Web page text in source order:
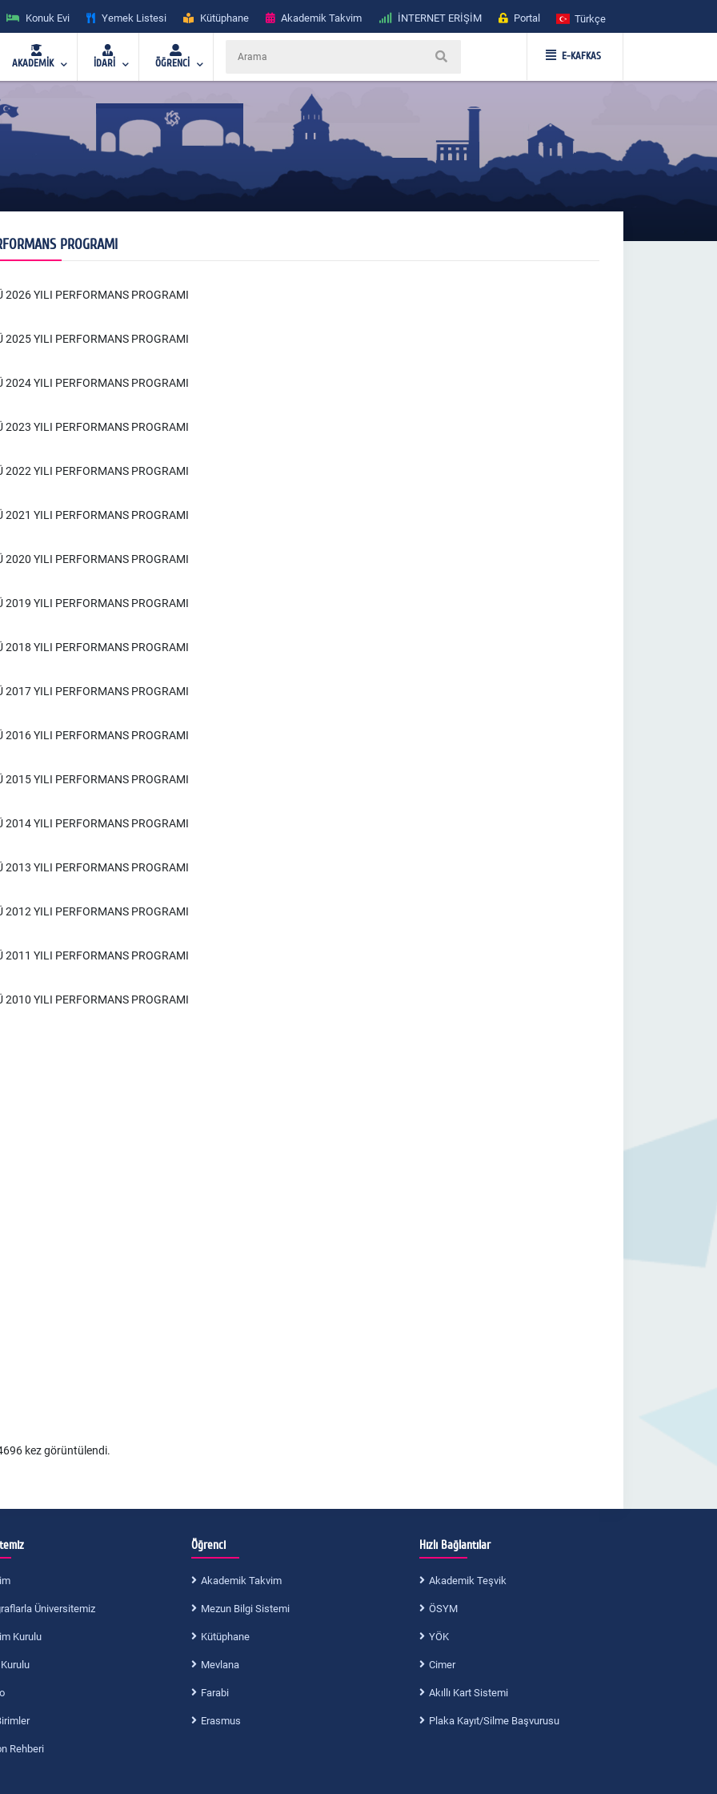
Konuk Evi Yemek Listesi Kütüphane Akademik Takvim İNTERNET ERİŞİM Portal Türkçe
AKADEMİK İDARİ ÖĞRENCİ
E-KAFKAS
PROGRAMI
2026 YILI PERFORMANS PROGRAMI
2025 YILI PERFORMANS PROGRAMI
2024 YILI PERFORMANS PROGRAMI
2023 YILI PERFORMANS PROGRAMI
2022 YILI PERFORMANS PROGRAMI
2021 YILI PERFORMANS PROGRAMI
2020 YILI PERFORMANS PROGRAMI
2019 YILI PERFORMANS PROGRAMI
2018 YILI PERFORMANS PROGRAMI
2017 YILI PERFORMANS PROGRAMI
2016 YILI PERFORMANS PROGRAMI
2015 YILI PERFORMANS PROGRAMI
2014 YILI PERFORMANS PROGRAMI
2013 YILI PERFORMANS PROGRAMI
2012 YILI PERFORMANS PROGRAMI
2011 YILI PERFORMANS PROGRAMI
2010 YILI PERFORMANS PROGRAMI
kez görüntülendi.
Üniversitemiz
Kurulu
Rehberi
Öğrenci
Akademik Takvim
Mezun Bilgi Sistemi
Kütüphane
Mevlana
Farabi
Erasmus
Hızlı Bağlantılar
Akademik Teşvik
ÖSYM
YÖK
Cimer
Akıllı Kart Sistemi
Plaka Kayıt/Silme Başvurusu